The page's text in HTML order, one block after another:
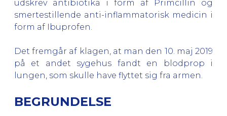
udskrev antibiotika i form af Primcillin og
smertestillende anti-inflammatorisk medicin i
form af Ibuprofen.
Det fremgår af klagen, at man den 10. maj 2019
på et andet sygehus fandt en blodprop i
lungen, som skulle have flyttet sig fra armen.
BEGRUNDELSE